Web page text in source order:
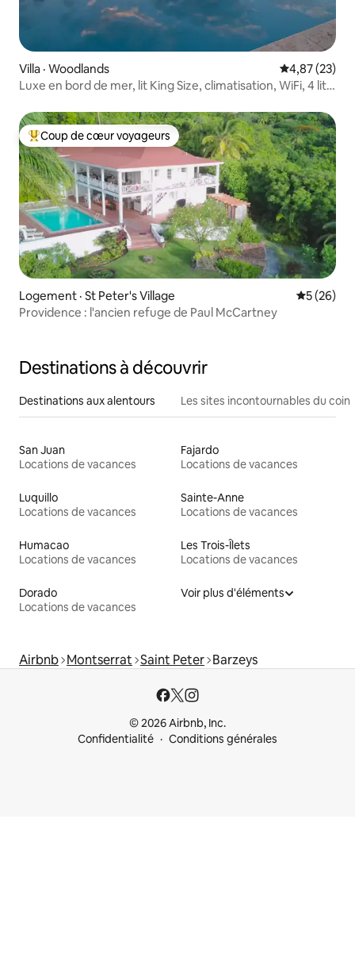
Villa · Woodlands Note
4,87 (23)
Luxe en bord de mer, lit King Size, climatisation, WiFi, 4 lits,
Coup de cœur voyageurs parmi les plus aimés
Coup de cœur voyageurs
Logement · St Peter's Village Note
5 (26)
Providence : l'ancien refuge de Paul McCartney
Destinations à découvrir
Destinations aux alentours Les sites incontournables du coin
San Juan
Locations de vacances
Fajardo
Locations de vacances
Luquillo
Locations de vacances
Sainte-Anne
Locations de vacances
Humacao
Locations de vacances
Les Trois-Îlets
Locations de vacances
Dorado
Locations de vacances
Voir plus d'éléments
Airbnb Montserrat Saint Peter Barzeys
© 2026 Airbnb, Inc.
Confidentialité
Conditions générales